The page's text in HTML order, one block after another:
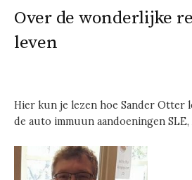
Over de wonderlijke
leven
Hier kun je lezen hoe Sander Otter
de auto immuun aandoeningen